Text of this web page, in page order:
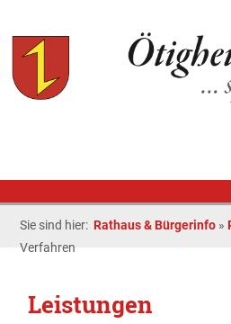
Sie sind hier: Rathaus & Bürgerinfo »
Verfahren
Leistungen